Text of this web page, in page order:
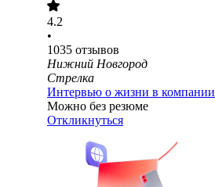
4.2
•
1035 отзывов
Нижний Новгород
Стрелка
Интервью о жизни в компании
Можно без резюме
Откликнуться